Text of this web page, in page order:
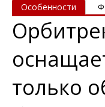
Особенности
только